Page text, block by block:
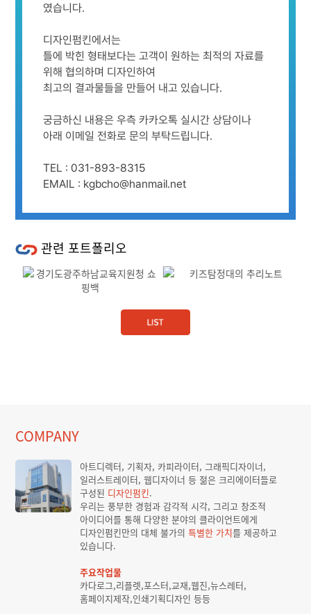
였습니다.
디자인펌킨에서는
틀에 박힌 형태보다는 고객이 원하는 최적의 자료를
위해 협의하며 디자인하여
최고의 결과물들을 만들어 내고 있습니다.
궁금하신 내용은 우측 카카오톡 실시간 상담이나
아래 이메일 전화로 문의 부탁드립니다.
TEL : 031-893-8315
EMAIL : kgbcho@hanmail.net
관련 포트폴리오
COMPANY
아트디렉터, 기획자, 카피라이터, 그래픽디자이너,
일러스트레이터, 웹디자이너 등 젊은 크리에이터들로
구성된 디자인펌킨.
우리는 풍부한 경험과 감각적 시각, 그리고 창조적
아이디어를 통해 다양한 분야의 클라이언트에게
디자인펌킨만의 대체 불가의특별한 가치를 제공하고
있습니다.
주요작업물
카다로그,리플렛,포스터,교재,웹진,뉴스레터,
홈페이지제작,인쇄기획디자인 등등